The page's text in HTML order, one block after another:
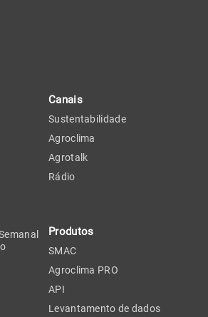
Canais
Sustentabilidade
Agroclima
Agrotalk
Rádio
Produtos
SMAC
Agroclima PRO
API
Levantamento de dados